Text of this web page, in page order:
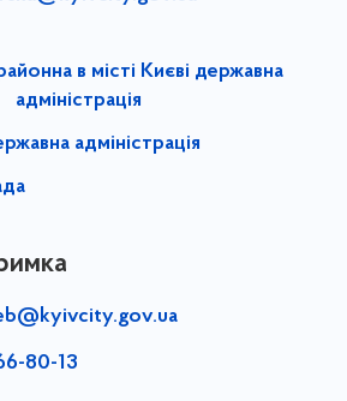
в місті Києві державна
адміністрація
адміністрація
80-13